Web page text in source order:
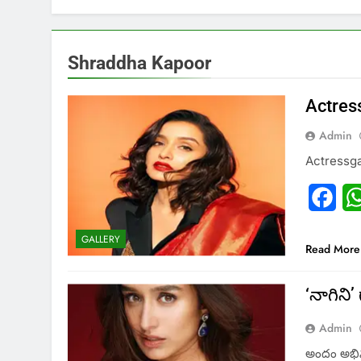
Shraddha Kapoor
GALLERY
Admin
Read More
‘నాగిని’
Admin
అందం